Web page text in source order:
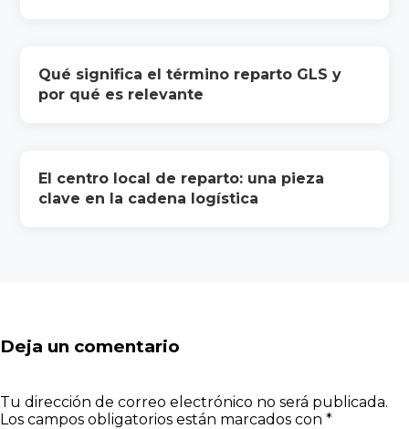
Qué significa el término reparto GLS y
por qué es relevante
El centro local de reparto: una pieza
clave en la cadena logística
Deja un comentario
Tu dirección de correo electrónico no será publicada.
Los campos obligatorios están marcados con *